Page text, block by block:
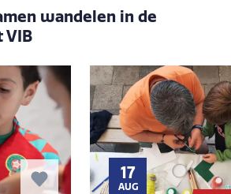
wandelen in de
VIB
17
AUG